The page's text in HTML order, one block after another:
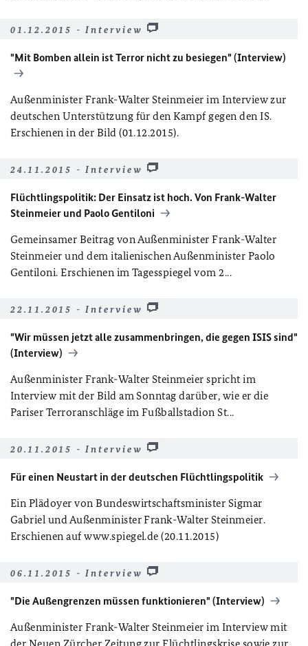
01.12.2015 - Interview
"Mit Bomben allein ist Terror nicht zu besiegen" (Interview)
Außenminister Frank-Walter Steinmeier im Interview zur
deutschen Unterstützung für den Kampf gegen den IS.
Erschienen in der Bild (01.12.2015).
24.11.2015 - Interview
Flüchtlingspolitik: Der Einsatz ist hoch. Von Frank-Walter
Steinmeier und Paolo Gentiloni
Gemeinsamer Beitrag von Außenminister Frank-Walter
Steinmeier und dem italienischen Außenminister Paolo
Gentiloni. Erschienen im Tagesspiegel vom 2...
22.11.2015 - Interview
"Wir müssen jetzt alle zusammenbringen, die gegen ISIS sind"
(Interview)
Außenminister Frank-Walter Steinmeier spricht im
Interview mit der Bild am Sonntag darüber, wie er die
Pariser Terroranschläge im Fußballstadion St...
20.11.2015 - Interview
Für einen Neustart in der deutschen Flüchtlingspolitik
Ein Plädoyer von Bundeswirtschaftsminister Sigmar
Gabriel und Außenminister Frank-Walter Steinmeier.
Erschienen auf www.spiegel.de (20.11.2015)
06.11.2015 - Interview
"Die Außengrenzen müssen funktionieren" (Interview)
Außenminister Frank-Walter Steinmeier im Interview mit